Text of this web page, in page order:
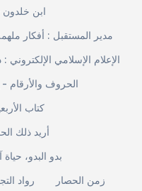
ابن خلدون
مدير المستقبل : أفكار
الإعلام الإسلامي الإلكتروني
الحروف والأرقام -
كتاب
أريد ذلك
بدو البدو،
رواد
زمن الحصار